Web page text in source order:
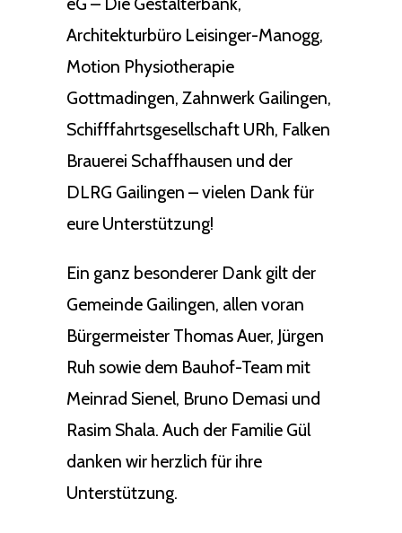
Architekturbüro Leisinger-Manogg,
Motion Physiotherapie
Gottmadingen, Zahnwerk Gailingen,
Schifffahrtsgesellschaft URh, Falken
Brauerei Schaffhausen und der
DLRG Gailingen – vielen Dank für
eure Unterstützung!
Ein ganz besonderer Dank gilt der
Gemeinde Gailingen, allen voran
Bürgermeister Thomas Auer, Jürgen
Ruh sowie dem Bauhof-Team mit
Meinrad Sienel, Bruno Demasi und
Rasim Shala. Auch der Familie Gül
danken wir herzlich für ihre
Unterstützung.